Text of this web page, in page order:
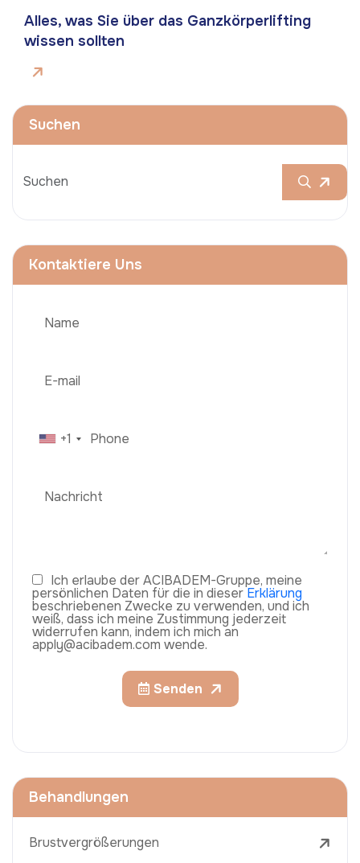
Alles, was Sie über das Ganzkörperlifting
wissen sollten
Suchen
Kontaktiere Uns
+1
Ich erlaube der ACIBADEM-Gruppe, meine
persönlichen Daten für die in dieserErklärung
beschriebenen Zwecke zu verwenden, und ich
weiß, dass ich meine Zustimmung jederzeit
widerrufen kann, indem ich mich an
apply@acibadem.com wende.
Senden
Behandlungen
Brustvergrößerungen